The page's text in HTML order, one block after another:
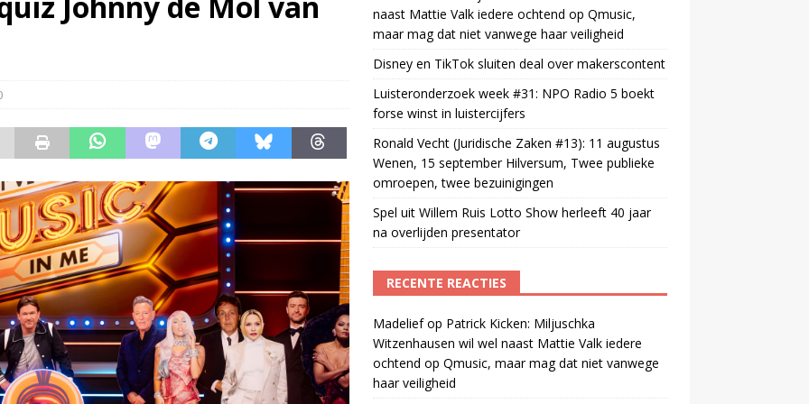
herleeft 40 jaar na overlijden presentator
wil wel naast Mattie Valk iedere ochtend op Qmusic,
veiligheid
naast Mattie Valk iedere ochtend op Qmusic,
maar mag dat niet vanwege haar veiligheid
Disney en TikTok sluiten deal over makerscontent
Luisteronderzoek week #31: NPO Radio 5 boekt
forse winst in luistercijfers
Ronald Vecht (Juridische Zaken #13): 11 augustus
Wenen, 15 september Hilversum, Twee publieke
omroepen, twee bezuinigingen
Spel uit Willem Ruis Lotto Show herleeft 40 jaar
na overlijden presentator
RECENTE REACTIES
Madeliefop Patrick Kicken: Miljuschka
Witzenhausen wil wel naast Mattie Valk iedere
ochtend op Qmusic, maar mag dat niet vanwege
haar veiligheid